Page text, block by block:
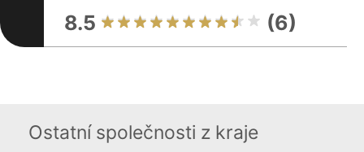
8.5 (6)
Ostatní společnosti z kraje